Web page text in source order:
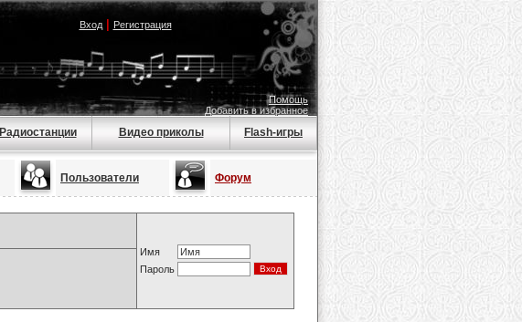
Вход| Регистрация
Помощь
Добавить в избранное
Радиостанции Видео приколы Flash-игры
Пользователи Форум
Имя
Пароль